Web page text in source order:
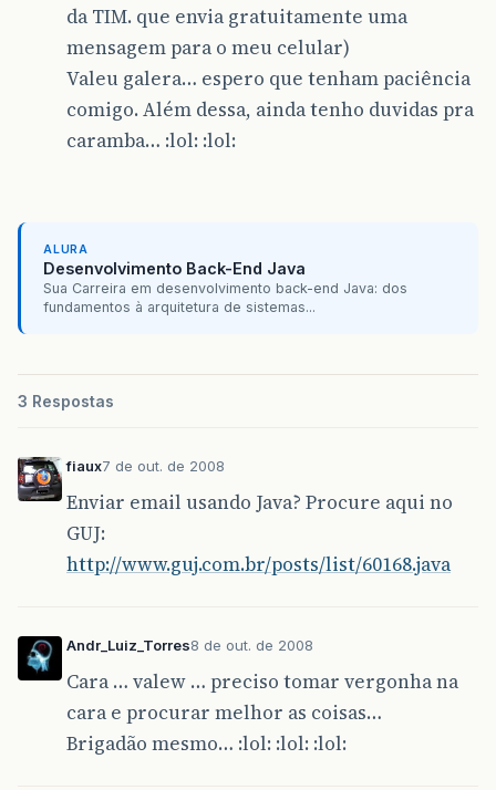
da TIM. que envia gratuitamente uma
mensagem para o meu celular)
Valeu galera… espero que tenham paciência
comigo. Além dessa, ainda tenho duvidas pra
caramba… :lol: :lol:
ALURA
Desenvolvimento Back-End Java
Sua Carreira em desenvolvimento back-end Java: dos
fundamentos à arquitetura de sistemas...
3 Respostas
fiaux7 de out. de 2008
Enviar email usando Java? Procure aqui no
GUJ:
http://www.guj.com.br/posts/list/60168.java
Andr_Luiz_Torres8 de out. de 2008
Cara … valew … preciso tomar vergonha na
cara e procurar melhor as coisas…
Brigadão mesmo… :lol: :lol: :lol: